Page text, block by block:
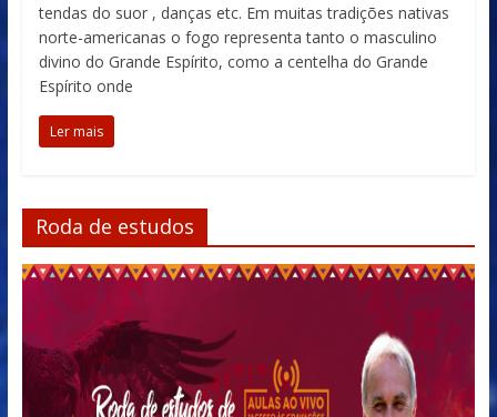
tendas do suor , danças etc. Em muitas tradições nativas
norte-americanas o fogo representa tanto o masculino
divino do Grande Espírito, como a centelha do Grande
Espírito onde
Ler mais
Roda de estudos